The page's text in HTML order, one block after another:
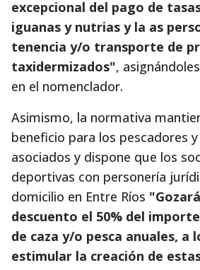
excepcional del pago de
iguanas y nutrias y la as
tenencia y/o transporte de
taxidermizados",
en el nomenclador.
Asimismo, la normativa
beneficio para los pescadores
asociados y dispone que los
deportivas con personería
domicilio en Entre Ríos
descuento el 50% del
de caza y/o pesca anuales, a
estimular la creación de